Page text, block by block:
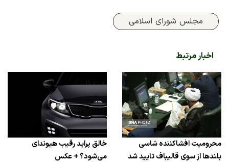
مجلس شورای اسلامی
اخبار مرتبط
محرومیت افشاکننده شاسی
بلندها از سوی قالیباف تایید شد
خالق پراید رقیب هیوندای
می‌شود؟ + عکس